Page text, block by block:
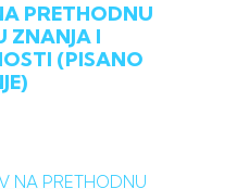
PRETHODNU
ZNANJA I
(PISANO
NA PRETHODNU